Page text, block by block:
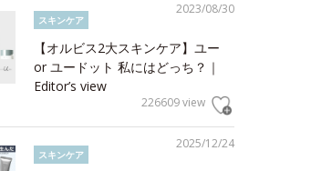
2023/08/30
スキンケア
【オルビス2大スキンケア】ユー
or ユードット 私にはどっち？｜
Editor’s view
226609 view
2025/12/24
スキンケア